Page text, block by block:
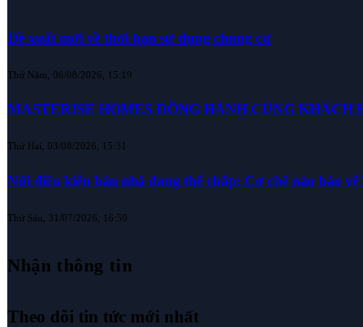
Đề xuất mới về thời hạn sử dụng chung cư
Thứ Năm, 06/08/2026, 15:19
MASTERISE HOMES ĐỒNG HÀNH CÙNG
Thứ Hai, 03/08/2026, 15:31
Nới điều kiện bán nhà đang thế chấp: Cơ chế nào bảo vệ
Thứ Sáu, 31/07/2026, 16:50
Nhận thông tin
Theo dõi tin tức mới nhất